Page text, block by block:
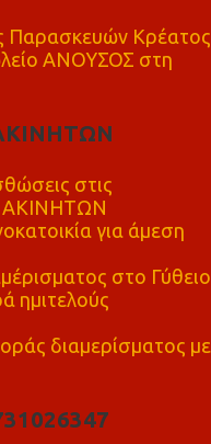
Παρασκευών Κρέατος
ΑΝΟΥΣΟΣ στη
στις
ΑΚΙΝΗΤΩΝ
για άμεση
στο Γύθειο
ημιτελούς
διαμερίσματος με